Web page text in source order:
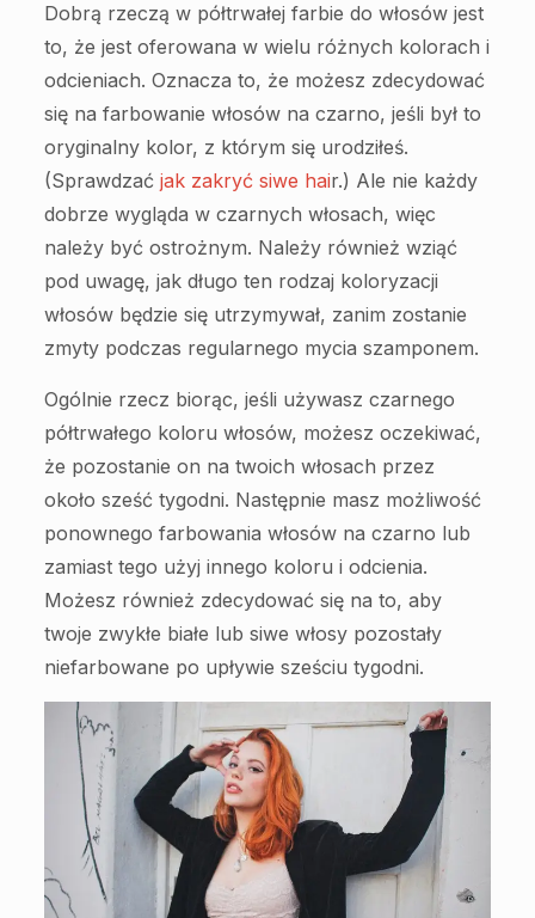
Dobrą rzeczą w półtrwałej farbie do włosów jest
to, że jest oferowana w wielu różnych kolorach i
odcieniach. Oznacza to, że możesz zdecydować
się na farbowanie włosów na czarno, jeśli był to
oryginalny kolor, z którym się urodziłeś.
(Sprawdzać jak zakryć siwe hair.) Ale nie każdy
dobrze wygląda w czarnych włosach, więc
należy być ostrożnym. Należy również wziąć
pod uwagę, jak długo ten rodzaj koloryzacji
włosów będzie się utrzymywał, zanim zostanie
zmyty podczas regularnego mycia szamponem.
Ogólnie rzecz biorąc, jeśli używasz czarnego
półtrwałego koloru włosów, możesz oczekiwać,
że pozostanie on na twoich włosach przez
około sześć tygodni. Następnie masz możliwość
ponownego farbowania włosów na czarno lub
zamiast tego użyj innego koloru i odcienia.
Możesz również zdecydować się na to, aby
twoje zwykłe białe lub siwe włosy pozostały
niefarbowane po upływie sześciu tygodni.